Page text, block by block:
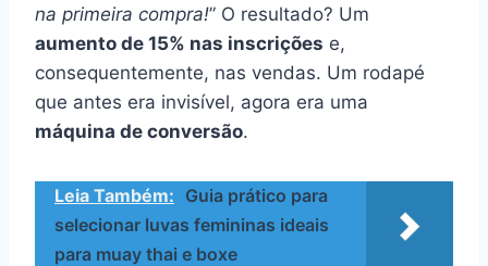
na primeira compra!” O resultado? Um
aumento de 15% nas inscrições e,
consequentemente, nas vendas. Um rodapé
que antes era invisível, agora era uma
máquina de conversão.
Leia Também: Guia prático para
selecionar luvas femininas ideais
para muay thai e boxe